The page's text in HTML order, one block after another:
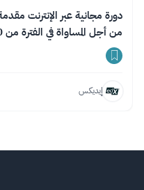
من أجل المساواة في الفترة من 1950 إلى 2018
إيديكس